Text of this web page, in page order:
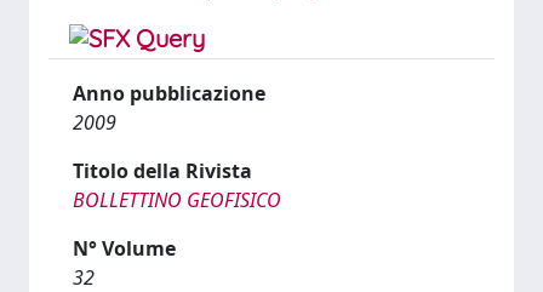
Anno pubblicazione
2009
Titolo della Rivista
BOLLETTINO GEOFISICO
N° Volume
32